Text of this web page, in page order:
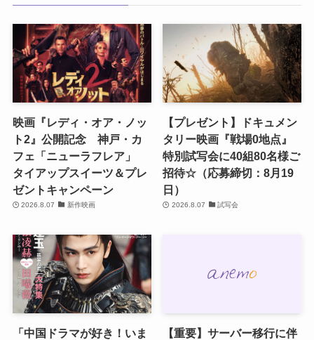
映画『レディ・オア・ノッ
ト2』公開記念 神戸・カ
フェ「ニューラフレア」
タイアップスイーツ＆プレ
ゼントキャンペーン
2026.8.07 新作映画
【プレゼント】ドキュメン
タリー映画『戦場0地点』
特別試写会に40組80名様ご
招待☆（応募締切：8月19
日）
2026.8.07 試写会
「中国ドラマが好き！いま
【重要】サーバー移行に伴